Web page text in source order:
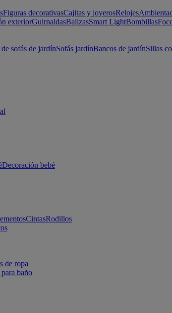
Figuras decorativasCajitas y joyerosRelojes
exteriorGuirnaldasBalizasSmart LightBombillas
sofás de jardínSofás jardínBancos de jardínSillas
Decoración bebé
CintasRodillos
de ropa
baño